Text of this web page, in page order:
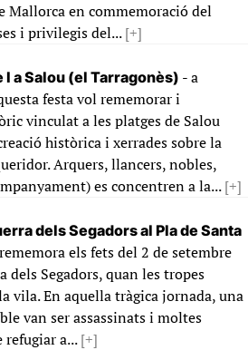
Mallorca en commemoració del
i privilegis del...[+]
I a Salou (el Tarragonès) - a
festa vol rememorar i
vinculat a les platges de Salou
històrica i xerrades sobre la
Arquers, llancers, nobles,
es concentren a la...[+]
dels Segadors al Pla de Santa
els fets del 2 de setembre
dels Segadors, quan les tropes
vila. En aquella tràgica jornada, una
van ser assassinats i moltes
refugiar a...[+]